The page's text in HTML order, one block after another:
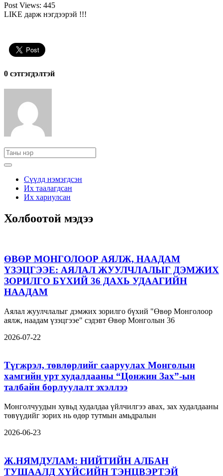
Post Views: 445
LIKE дарж нэгдээрэй !!!
0 cэтгэгдэлтэй
Сүүлд нэмэгдсэн
Их таалагдсан
Их хариулсан
Холбоотой мэдээ
ӨВӨР МОНГОЛООР АЯЛЖ, НААДАМ
ҮЗЭЦГЭЭЕ: АЯЛАЛ ЖУУЛЧЛАЛЫГ ДЭМЖИХ
ЗОРИЛГО БҮХИЙ 36 ДАХЬ УДААГИЙН
НААДАМ
Аялал жуулчлалыг дэмжих зорилго бүхий "Өвөр Монголоор
аялж, наадам үзэцгээе" сэдэвт Өвөр Монголын 36
2026-07-22
Түгжрэл, төвлөрлийг сааруулах Монголын
хамгийн урт худалдааны “Цонжин Зах”-ын
талбайн борлуулалт эхэллээ
Монголчуудын хувьд худалдаа үйлчилгээ авах, зах худалдааны
төвүүдийг зорих нь өдөр тутмын амьдралын
2026-06-23
Ж.НЯМДУЛАМ: НИЙТИЙН АЛБАН
ТУШААЛД ХҮЙСИЙН ТЭНЦВЭРТЭЙ